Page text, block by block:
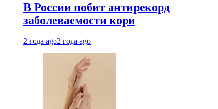
В России побит антирекорд
заболеваемости кори
2 года ago2 года ago